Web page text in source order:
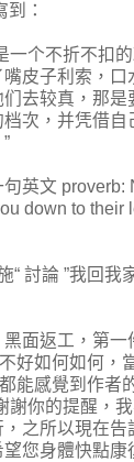
：
一个不折不扣
皮子利索，口
去较真，那是
次，并凭借自
英文 proverb:
down to their
“ 討論 ”我回我
面返工，第一
好如何如何，
能感覺到作者
謝你的提醒，
之所以現在告
您身體快點康